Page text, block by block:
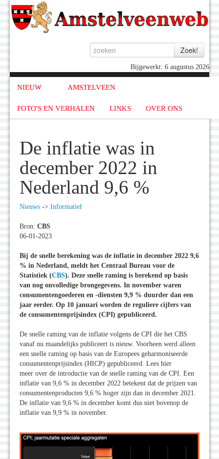
Bijgewerkt: 6 augustus 2026
NIEUW AMSTELVEEN
FOTO'S EN VERHALEN LINKS OVER ONS
De inflatie was in
december 2022 in
Nederland 9,6 %
Nieuws -> Informatief
Bron: CBS
06-01-2023
Bij de snelle berekening was de inflatie in december 2022 9,6
% in Nederland, meldt het Centraal Bureau voor de
Statistiek (CBS). Deze snelle raming is berekend op basis
van nog onvolledige brongegevens. In november waren
consumentengoederen en -diensten 9,9 % duurder dan een
jaar eerder. Op 10 januari worden de reguliere cijfers van
de consumentenprijsindex (CPI) gepubliceerd.
De snelle raming van de inflatie volgens de CPI die het CBS
vanaf nu maandelijks publiceert is nieuw. Voorheen werd alleen
een snelle raming op basis van de Europees geharmoniseerde
consumentenprijsindex (HICP) gepubliceerd. Lees hier
meer over de introductie van de snelle raming van de CPI. Een
inflatie van 9,6 % in december 2022 betekent dat de prijzen van
consumentenproducten 9,6 % hoger zijn dan in december 2021.
De inflatie van 9,6 % in december komt dus niet bovenop de
inflatie van 9,9 % in november.